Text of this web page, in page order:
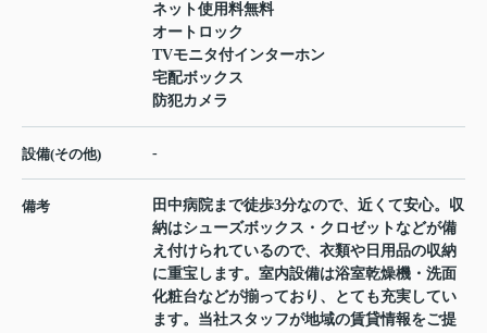
ネット使用料無料
オートロック
TVモニタ付インターホン
宅配ボックス
防犯カメラ
設備(その他) -
備考
田中病院まで徒歩3分なので、近くて安心。収
納はシューズボックス・クロゼットなどが備
え付けられているので、衣類や日用品の収納
に重宝します。室内設備は浴室乾燥機・洗面
化粧台などが揃っており、とても充実してい
ます。当社スタッフが地域の賃貸情報をご提